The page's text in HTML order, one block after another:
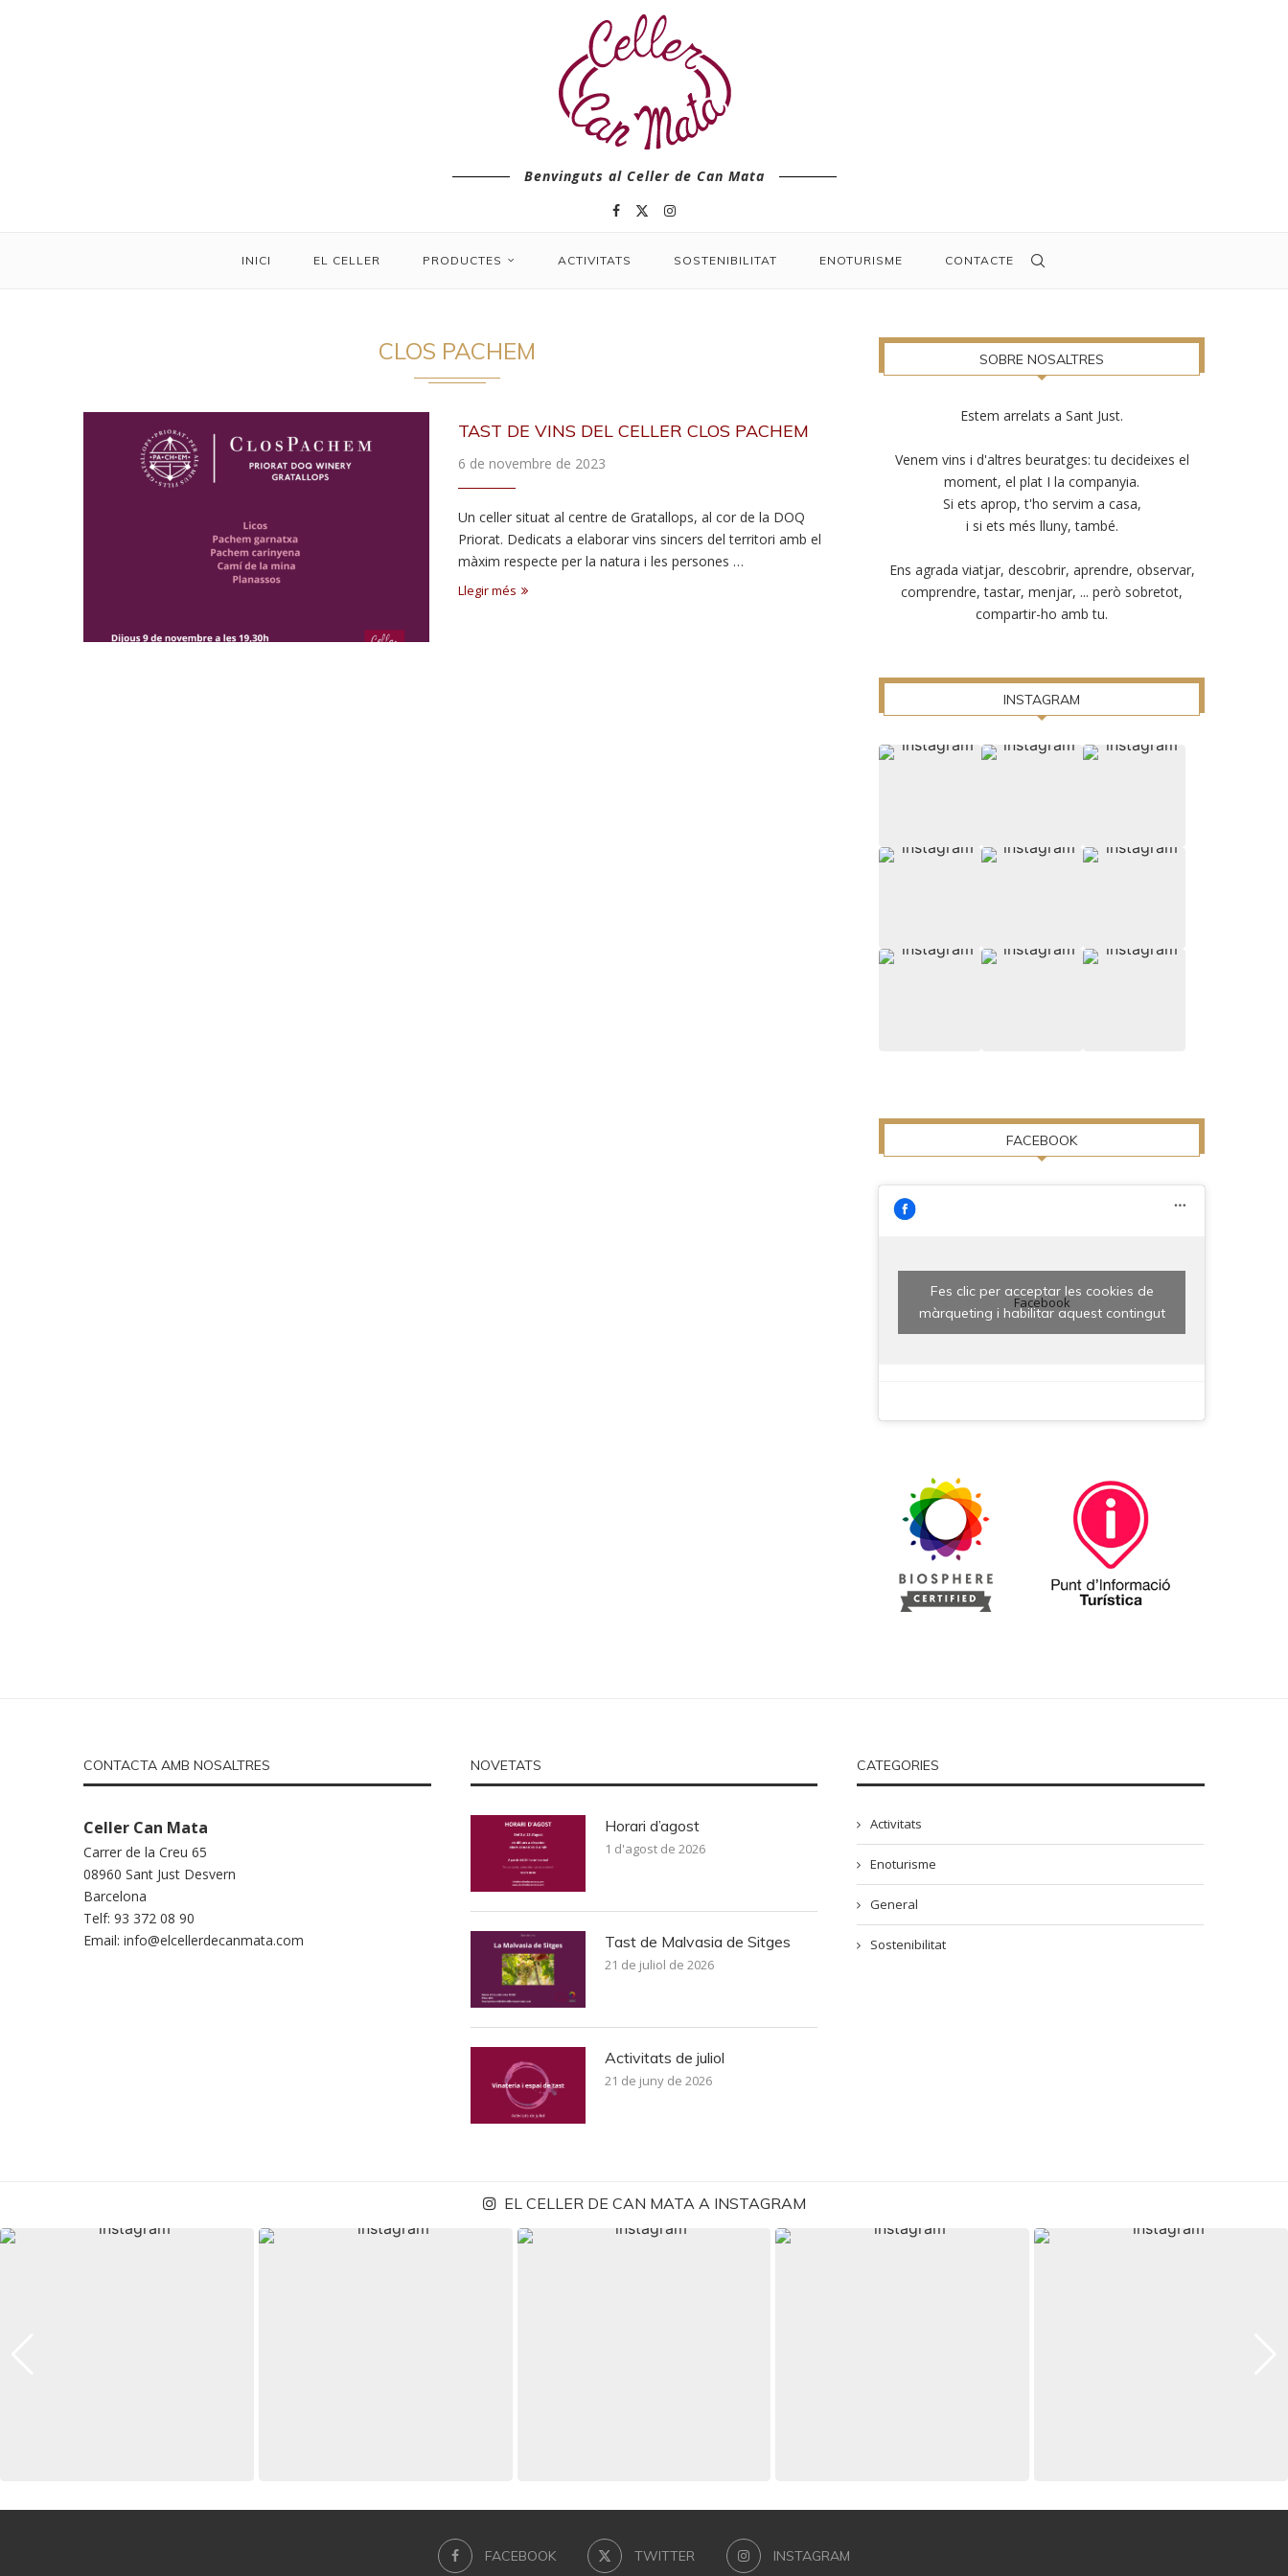
Benvinguts al Celler de Can Mata
INICI EL CELLER PRODUCTES ACTIVITATS SOSTENIBILITAT ENOTURISME CONTACTE
CLOS PACHEM
TAST DE VINS DEL CELLER CLOS PACHEM
6 de novembre de 2023
Un celler situat al centre de Gratallops, al cor de la DOQ
Priorat. Dedicats a elaborar vins sincers del territori amb el
màxim respecte per la natura i les persones …
Llegir més
SOBRE NOSALTRES
Estem arrelats a Sant Just.
Venem vins i d'altres beuratges: tu decideixes el
moment, el plat I la companyia.
Si ets aprop, t'ho servim a casa,
i si ets més lluny, també.
Ens agrada viatjar, descobrir, aprendre, observar,
comprendre, tastar, menjar, ... però sobretot,
compartir-ho amb tu.
INSTAGRAM
FACEBOOK
Facebook
Fes clic per acceptar les cookies de
màrqueting i habilitar aquest contingut
CONTACTA AMB NOSALTRES
Celler Can Mata
Carrer de la Creu 65
08960 Sant Just Desvern
Barcelona
Telf: 93 372 08 90
Email: info@elcellerdecanmata.com
NOVETATS
Horari d’agost
1 d'agost de 2026
Tast de Malvasia de Sitges
21 de juliol de 2026
Activitats de juliol
21 de juny de 2026
CATEGORIES
Activitats
Enoturisme
General
Sostenibilitat
EL CELLER DE CAN MATA A INSTAGRAM
FACEBOOK TWITTER INSTAGRAM